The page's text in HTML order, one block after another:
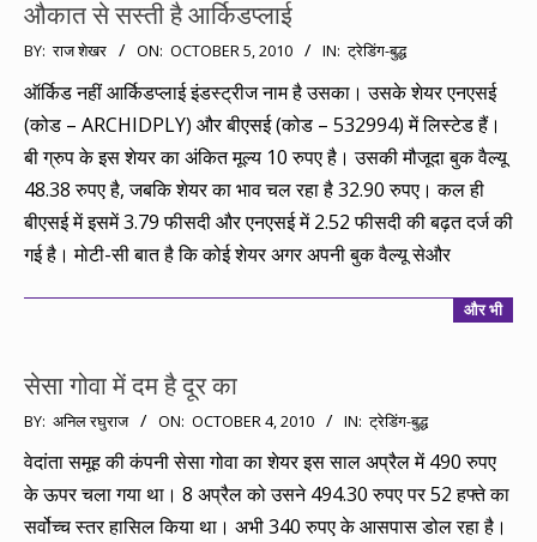
औकात से सस्ती है आर्किडप्लाई
2010-
10-
05
BY: राज शेखर ON: OCTOBER 5, 2010 IN: ट्रेडिंग-बुद्ध
ऑर्किड नहीं आर्किडप्लाई इंडस्ट्रीज नाम है उसका। उसके शेयर एनएसई
(कोड – ARCHIDPLY) और बीएसई (कोड – 532994) में लिस्टेड हैं।
बी ग्रुप के इस शेयर का अंकित मूल्य 10 रुपए है। उसकी मौजूदा बुक वैल्यू
48.38 रुपए है, जबकि शेयर का भाव चल रहा है 32.90 रुपए। कल ही
बीएसई में इसमें 3.79 फीसदी और एनएसई में 2.52 फीसदी की बढ़त दर्ज की
गई है। मोटी-सी बात है कि कोई शेयर अगर अपनी बुक वैल्यू सेऔर
और भी
सेसा गोवा में दम है दूर का
2010-
10-
04
BY: अनिल रघुराज ON: OCTOBER 4, 2010 IN: ट्रेडिंग-बुद्ध
वेदांता समूह की कंपनी सेसा गोवा का शेयर इस साल अप्रैल में 490 रुपए
के ऊपर चला गया था। 8 अप्रैल को उसने 494.30 रुपए पर 52 हफ्ते का
सर्वोच्च स्तर हासिल किया था। अभी 340 रुपए के आसपास डोल रहा है।